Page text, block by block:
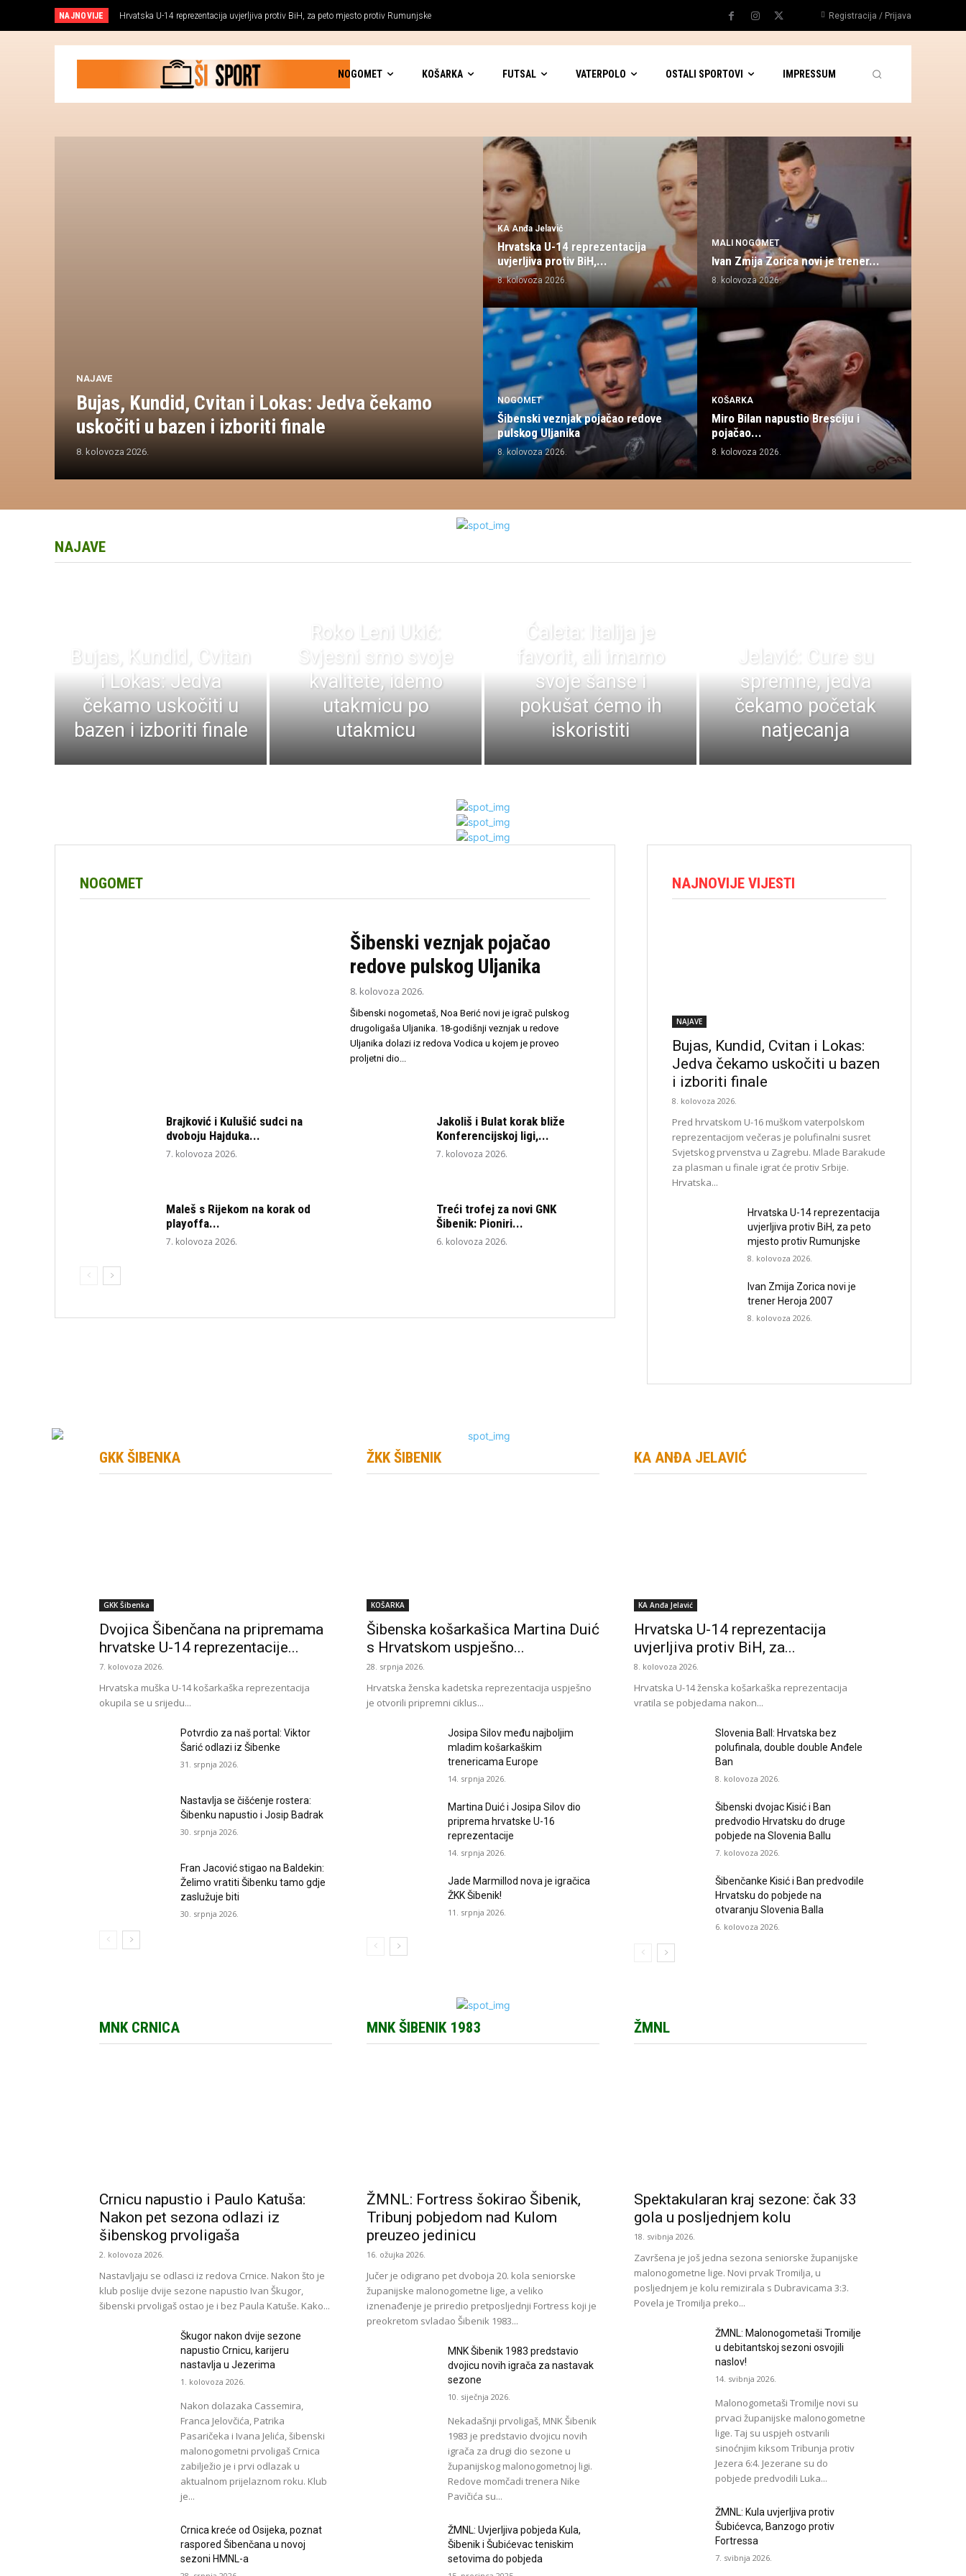
NAJNOVIJE Hrvatska U-14 reprezentacija uvjerljiva protiv BiH, za peto mjesto protiv Rumunjske
Ivan Zmija Zorica novi je trener Heroja 2007 Registracija / Prijava
NOGOMET KOŠARKA FUTSAL VATERPOLO OSTALI SPORTOVI IMPRESSUM
NAJAVE
Bujas, Kundid, Cvitan i Lokas: Jedva čekamo
uskočiti u bazen i izboriti finale
8. kolovoza 2026.
KA Anđa Jelavić
Hrvatska U-14 reprezentacija
uvjerljiva protiv BiH,...
8. kolovoza 2026.
MALI NOGOMET
Ivan Zmija Zorica novi je trener...
8. kolovoza 2026.
NOGOMET
Šibenski veznjak pojačao redove
pulskog Uljanika
8. kolovoza 2026.
KOŠARKA
Miro Bilan napustio Bresciju i
pojačao...
8. kolovoza 2026.
NAJAVE
Bujas, Kundid, Cvitan
i Lokas: Jedva
čekamo uskočiti u
bazen i izboriti finale
Roko Leni Ukić:
Svjesni smo svoje
kvalitete, idemo
utakmicu po
utakmicu
Ćaleta: Italija je
favorit, ali imamo
svoje šanse i
pokušat ćemo ih
iskoristiti
Jelavić: Cure su
spremne, jedva
čekamo početak
natjecanja
NOGOMET
Šibenski veznjak pojačao
redove pulskog Uljanika
8. kolovoza 2026.
Šibenski nogometaš, Noa Berić novi je igrač pulskog
drugoligaša Uljanika. 18-godišnji veznjak u redove
Uljanika dolazi iz redova Vodica u kojem je proveo
proljetni dio...
Brajković i Kulušić sudci na
dvoboju Hajduka...
7. kolovoza 2026.
Jakoliš i Bulat korak bliže
Konferencijskoj ligi,...
7. kolovoza 2026.
Maleš s Rijekom na korak od
playoffa...
7. kolovoza 2026.
Treći trofej za novi GNK
Šibenik: Pioniri...
6. kolovoza 2026.
NAJNOVIJE VIJESTI
NAJAVE
Bujas, Kundid, Cvitan i Lokas:
Jedva čekamo uskočiti u bazen
i izboriti finale
8. kolovoza 2026.
Pred hrvatskom U-16 muškom vaterpolskom
reprezentacijom večeras je polufinalni susret
Svjetskog prvenstva u Zagrebu. Mlade Barakude
za plasman u finale igrat će protiv Srbije.
Hrvatska...
Hrvatska U-14 reprezentacija
uvjerljiva protiv BiH, za peto
mjesto protiv Rumunjske
8. kolovoza 2026.
Ivan Zmija Zorica novi je
trener Heroja 2007
8. kolovoza 2026.
GKK ŠIBENKA
GKK Šibenka
Dvojica Šibenčana na pripremama
hrvatske U-14 reprezentacije...
7. kolovoza 2026.
Hrvatska muška U-14 košarkaška reprezentacija
okupila se u srijedu...
Potvrdio za naš portal: Viktor
Šarić odlazi iz Šibenke
31. srpnja 2026.
Nastavlja se čišćenje rostera:
Šibenku napustio i Josip Badrak
30. srpnja 2026.
Fran Jacović stigao na Baldekin:
Želimo vratiti Šibenku tamo gdje
zaslužuje biti
30. srpnja 2026.
ŽKK ŠIBENIK
KOŠARKA
Šibenska košarkašica Martina Duić
s Hrvatskom uspješno...
28. srpnja 2026.
Hrvatska ženska kadetska reprezentacija uspješno
je otvorili pripremni ciklus...
Josipa Silov među najboljim
mladim košarkaškim
trenericama Europe
14. srpnja 2026.
Martina Duić i Josipa Silov dio
priprema hrvatske U-16
reprezentacije
14. srpnja 2026.
Jade Marmillod nova je igračica
ŽKK Šibenik!
11. srpnja 2026.
KA ANĐA JELAVIĆ
KA Anđa Jelavić
Hrvatska U-14 reprezentacija
uvjerljiva protiv BiH, za...
8. kolovoza 2026.
Hrvatska U-14 ženska košarkaška reprezentacija
vratila se pobjedama nakon...
Slovenia Ball: Hrvatska bez
polufinala, double double Anđele
Ban
8. kolovoza 2026.
Šibenski dvojac Kisić i Ban
predvodio Hrvatsku do druge
pobjede na Slovenia Ballu
7. kolovoza 2026.
Šibenčanke Kisić i Ban predvodile
Hrvatsku do pobjede na
otvaranju Slovenia Balla
6. kolovoza 2026.
MNK CRNICA
Crnicu napustio i Paulo Katuša:
Nakon pet sezona odlazi iz
šibenskog prvoligaša
2. kolovoza 2026.
Nastavljaju se odlasci iz redova Crnice. Nakon što je
klub poslije dvije sezone napustio Ivan Škugor,
šibenski prvoligaš ostao je i bez Paula Katuše. Kako...
Škugor nakon dvije sezone
napustio Crnicu, karijeru
nastavlja u Jezerima
1. kolovoza 2026.
Nakon dolazaka Cassemira,
Franca Jelovčića, Patrika
Pasaričeka i Ivana Jelića, šibenski
malonogometni prvoligaš Crnica
zabilježio je i prvi odlazak u
aktualnom prijelaznom roku. Klub
je...
Crnica kreće od Osijeka, poznat
raspored Šibenčana u novoj
sezoni HMNL-a
MNK ŠIBENIK 1983
ŽMNL: Fortress šokirao Šibenik,
Tribunj pobjedom nad Kulom
preuzeo jedinicu
16. ožujka 2026.
Jučer je odigrano pet dvoboja 20. kola seniorske
županijske malonogometne lige, a veliko
iznenađenje je priredio pretposljednji Fortress koji je
preokretom svladao Šibenik 1983...
MNK Šibenik 1983 predstavio
dvojicu novih igrača za nastavak
sezone
10. siječnja 2026.
Nekadašnji prvoligaš, MNK Šibenik
1983 je predstavio dvojicu novih
igrača za drugi dio sezone u
županijskog malonogometnoj ligi.
Redove momčadi trenera Nike
Pavičića su...
ŽMNL: Uvjerljiva pobjeda Kula,
Šibenik i Šubićevac teniskim
setovima do pobjeda
ŽMNL
Spektakularan kraj sezone: čak 33
gola u posljednjem kolu
18. svibnja 2026.
Završena je još jedna sezona seniorske županijske
malonogometne lige. Novi prvak Tromilja, u
posljednjem je kolu remizirala s Dubravicama 3:3.
Povela je Tromilja preko...
ŽMNL: Malonogometaši Tromilje
u debitantskoj sezoni osvojili
naslov!
14. svibnja 2026.
Malonogometaši Tromilje novi su
prvaci županijske malonogometne
lige. Taj su uspjeh ostvarili
sinoćnjim kiksom Tribunja protiv
Jezera 6:4. Jezerane su do
pobjede predvodili Luka...
ŽMNL: Kula uvjerljiva protiv
Šubićevca, Banzogo protiv
Fortressa
7. svibnja 2026.